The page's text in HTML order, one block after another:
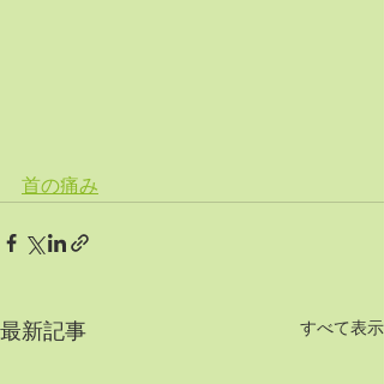
首の痛み
最新記事 すべて表示